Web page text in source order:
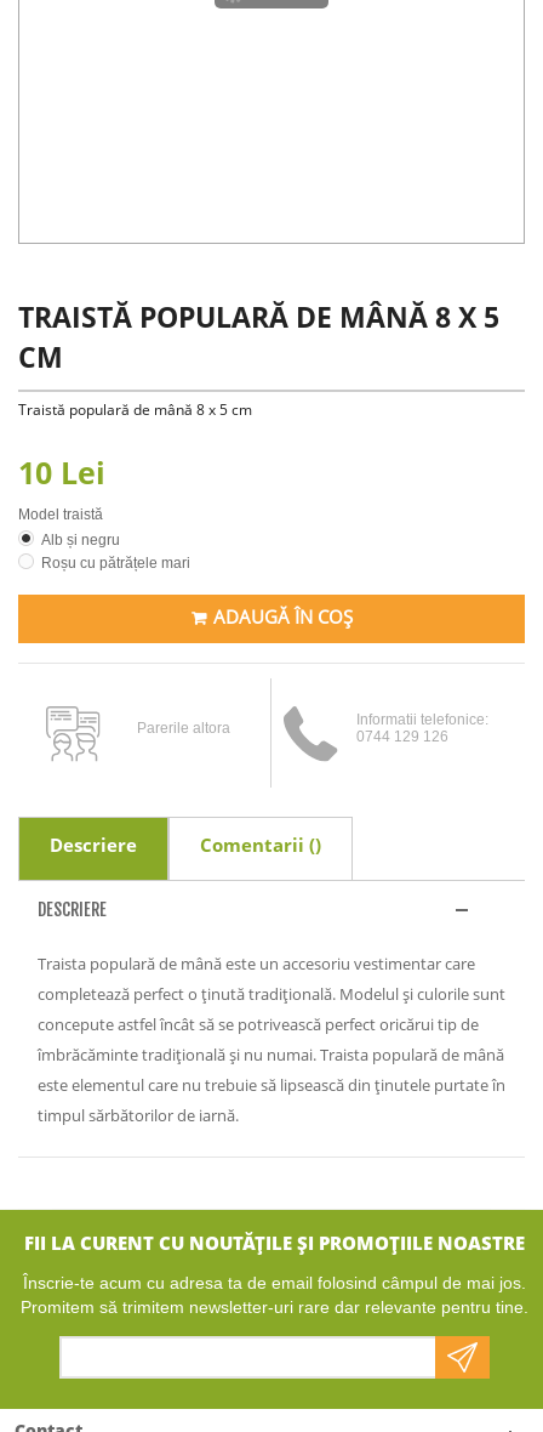
TRAISTĂ POPULARĂ DE MÂNĂ 8 X 5
CM
Traistă populară de mână 8 x 5 cm
10 Lei
Model traistă
Alb și negru
Roșu cu pătrățele mari
ADAUGĂ ÎN COȘ
Parerile altora
Informatii telefonice:
0744 129 126
Descriere Comentarii ()
DESCRIERE
Traista populară de mână este un accesoriu vestimentar care
completează perfect o ținută tradițională. Modelul și culorile sunt
concepute astfel încât să se potrivească perfect oricărui tip de
îmbrăcăminte tradițională și nu numai. Traista populară de mână
este elementul care nu trebuie să lipsească din ținutele purtate în
timpul sărbătorilor de iarnă.
FII LA CURENT CU NOUTĂȚILE ȘI PROMOȚIILE NOASTRE
Înscrie-te acum cu adresa ta de email folosind câmpul de mai jos.
Promitem să trimitem newsletter-uri rare dar relevante pentru tine.